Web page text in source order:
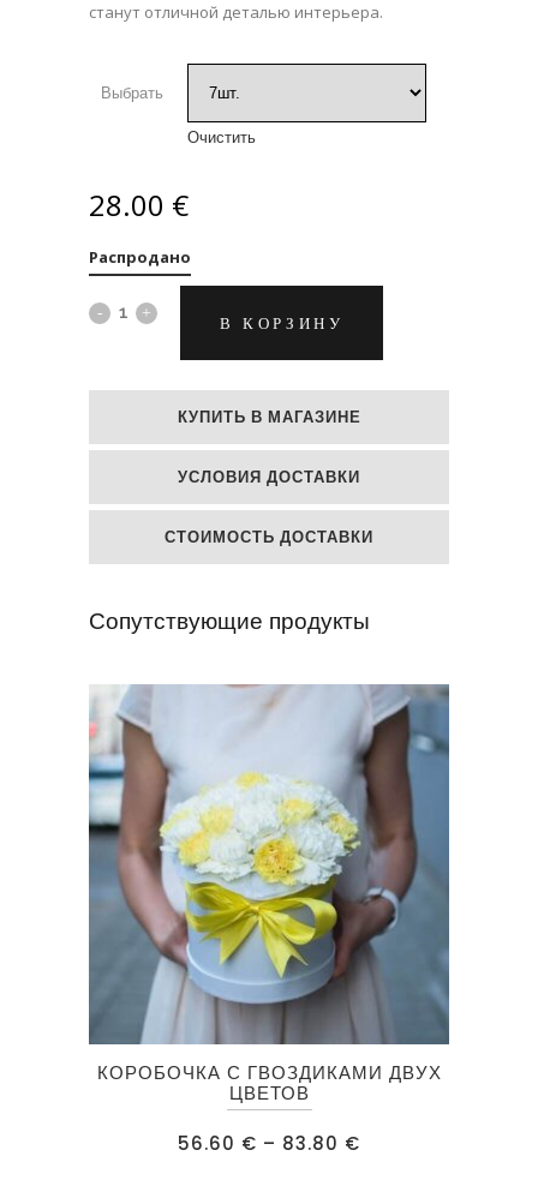
станут отличной деталью интерьера.
Выбрать
Очистить
28.00 €
Распродано
Мыльные
пионы"
В КОРЗИНУ
КУПИТЬ В МАГАЗИНЕ
УСЛОВИЯ ДОСТАВКИ
СТОИМОСТЬ ДОСТАВКИ
Сопутствующие продукты
КОРОБОЧКА С ГВОЗДИКАМИ ДВУХ
ЦВЕТОВ
56.60 € – 83.80 €